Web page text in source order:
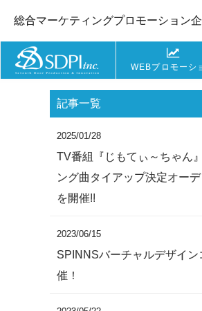
総合マーケティングプロモーション
WEBプロモーシ
記事一覧
2025/01/28
TV番組『じもてぃ～ちゃん
ング曲タイアップ決定オー
を開催!!
2023/06/15
SPINNSバーチャルデザイン
催！